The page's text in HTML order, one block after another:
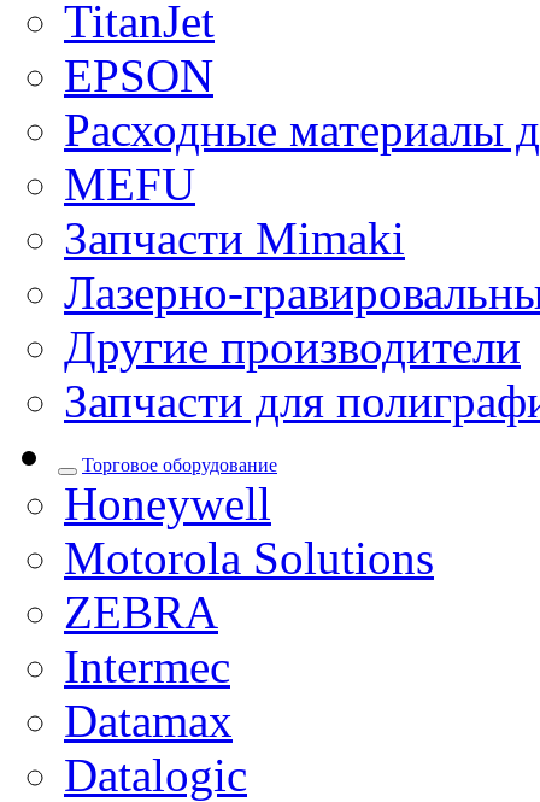
TitanJet
EPSON
Расходные материалы
MEFU
Запчасти Mimaki
Лазерно-
Другие производители
Запчасти для
Торговое оборудование
Honeywell
Motorola Solutions
ZEBRA
Intermec
Datamax
Datalogic